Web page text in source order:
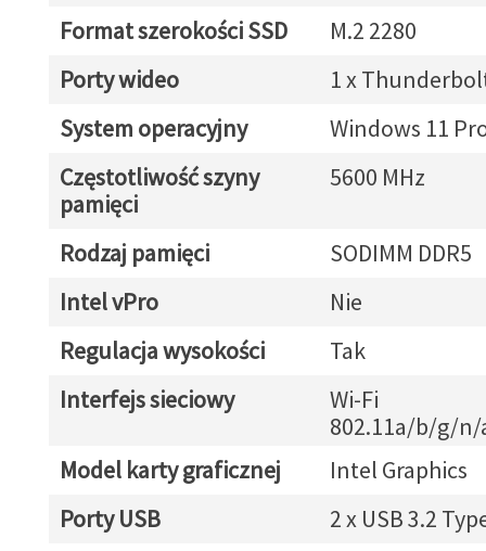
Format szerokości SSD
M.2 2280
Porty wideo
1 x
System operacyjny
Windows 11
Częstotliwość szyny
pamięci
5600 MHz
Rodzaj pamięci
SODIMM DDR5
Intel vPro
Nie
Regulacja wysokości
Tak
Interfejs sieciowy
Wi-Fi
802.11a/b/g/
Model karty graficznej
Intel Graphics
Porty USB
2 x USB 3.2